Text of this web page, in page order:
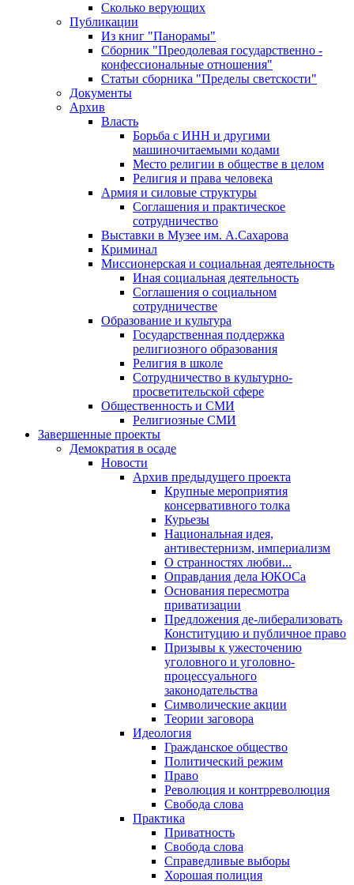
Сколько верующих
Публикации
Из книг "Панорамы"
Сборник "Преодолевая государственно -
конфессиональные отношения"
Статьи сборника "Пределы светскости"
Документы
Архив
Власть
Борьба с ИНН и другими
машиночитаемыми кодами
Место религии в обществе в целом
Религия и права человека
Армия и силовые структуры
Соглашения и практическое
сотрудничество
Выставки в Музее им. А.Сахарова
Криминал
Миссионерская и социальная деятельность
Иная социальная деятельность
Соглашения о социальном
сотрудничестве
Образование и культура
Государственная поддержка
религиозного образования
Религия в школе
Сотрудничество в культурно-
просветительской сфере
Общественность и СМИ
Религиозные СМИ
Завершенные проекты
Демократия в осаде
Новости
Архив предыдущего проекта
Крупные мероприятия
консервативного толка
Курьезы
Национальная идея,
антивестернизм, империализм
О странностях любви...
Оправдания дела ЮКОСа
Основания пересмотра
приватизации
Предложения де-либерализовать
Конституцию и публичное право
Призывы к ужесточению
уголовного и уголовно-
процессуального
законодательства
Символические акции
Теории заговора
Идеология
Гражданское общество
Политический режим
Право
Революция и контрреволюция
Свобода слова
Практика
Приватность
Свобода слова
Справедливые выборы
Хорошая полиция